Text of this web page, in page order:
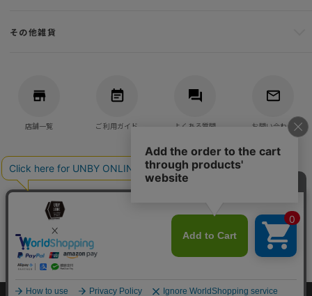
その他雑貨
店舗一覧 ご利用ガイド よくある質問 お問い合わせ
バッグ・アウトドア・キャンプ用品の通販
UNBY GENERAL GOODS STORE